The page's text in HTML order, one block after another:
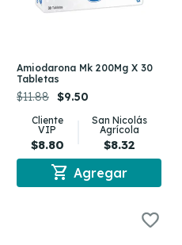
Amiodarona Mk 200Mg X 30
Tabletas
$11.88 $9.50
Cliente
VIP
$8.80
San Nicolás
Agrícola
$8.32
shopping_cart Agregar